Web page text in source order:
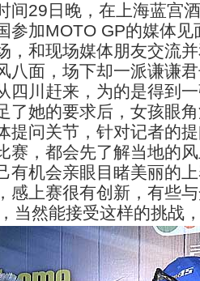
29日晚，在上海蓝宫酒
参加MOTO GP的媒体
，和现场媒体朋友交流
八面，场下却一派谦谦
四川赶来，为的是得到
了她的要求后，女孩眼
问关节，针对记者的提
赛，都会先了解当地的
有机会亲眼目睹美丽的
感上赛很有创新，有些
当然能接受这样的挑战